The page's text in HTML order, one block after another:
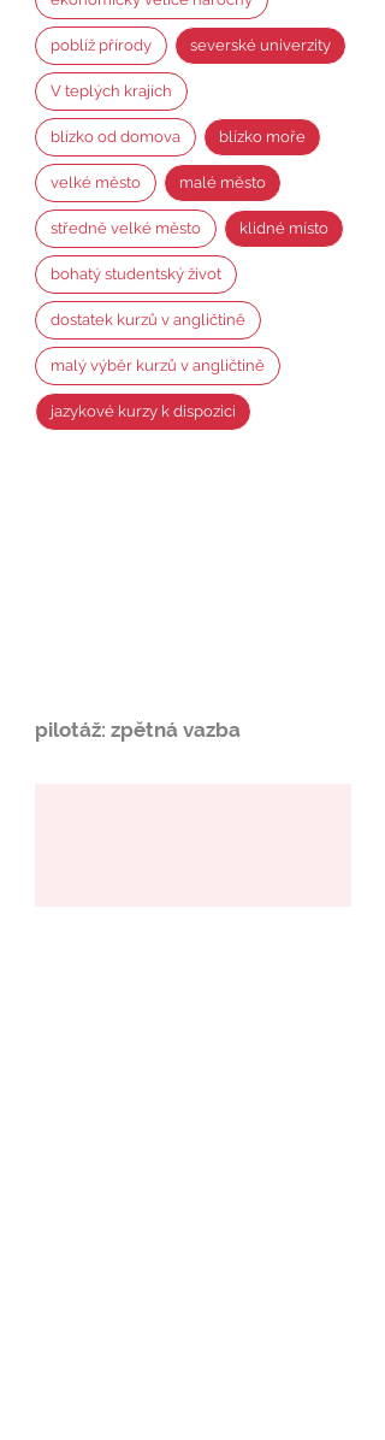
poblíž přírody severské univerzity
V teplých krajích
blízko od domova blízko moře
velké město malé město
středně velké město klidné místo
bohatý studentský život
dostatek kurzů v angličtině
malý výběr kurzů v angličtině
jazykové kurzy k dispozici
pilotáž: zpětná vazba